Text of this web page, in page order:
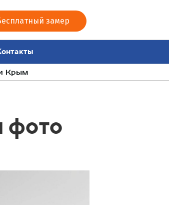
замер
Крым
фото